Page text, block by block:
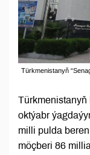
Türkmenistanyň
Türkmenistanyň
oktýabr
milli pulda
möçberi 86